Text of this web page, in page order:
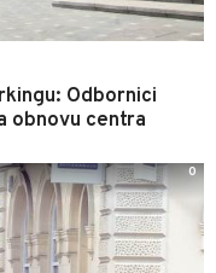
Odbornici
obnovu centra
0